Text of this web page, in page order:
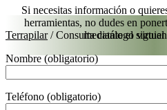
Terrapilar/Consulta catálogo virtual
Si necesitas información o
herramientas, no dudes en
mediante el
Nombre (obligatorio)
Teléfono (obligatorio)